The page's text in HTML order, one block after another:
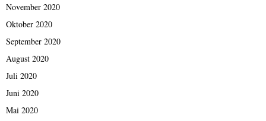
November 2020
Oktober 2020
September 2020
August 2020
Juli 2020
Juni 2020
Mai 2020